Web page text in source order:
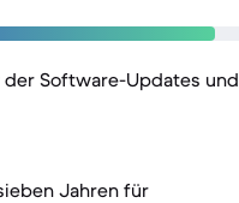
Software-Updates und
Jahren für